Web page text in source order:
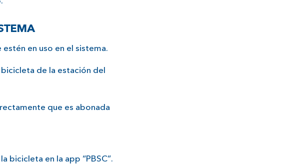
en uso en el sistema.
de la estación del
que es abonada
bicicleta en la app “PBSC”.